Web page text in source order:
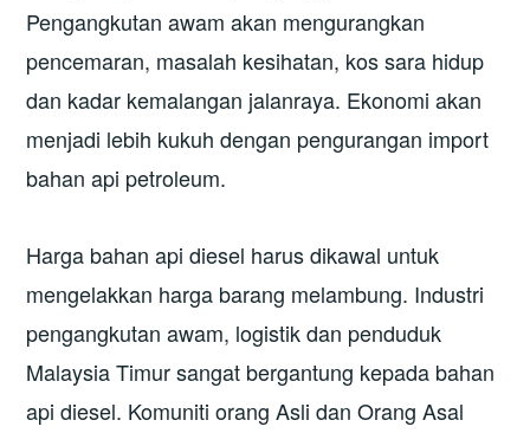
Pengangkutan awam akan mengurangkan
pencemaran, masalah kesihatan, kos sara hidup
dan kadar kemalangan jalanraya. Ekonomi akan
menjadi lebih kukuh dengan pengurangan import
bahan api petroleum.
Harga bahan api diesel harus dikawal untuk
mengelakkan harga barang melambung. Industri
pengangkutan awam, logistik dan penduduk
Malaysia Timur sangat bergantung kepada bahan
api diesel. Komuniti orang Asli dan Orang Asal